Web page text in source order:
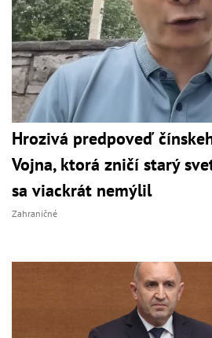
Hrozivá predpoveď
Vojna, ktorá zničí starý
sa viackrát nemýlil
Zahraničné